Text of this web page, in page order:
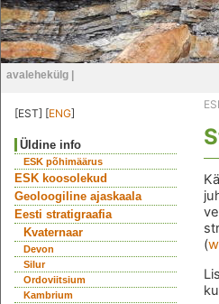
avalehekülg
[EST] [ENG]
Üldine info
ESK põhimäärus
ESK koosolekud
Geoloogiline ajaskaala
Eesti stratigraafia
Kvaternaar
Devon
Silur
Ordoviitsium
Kambrium
(